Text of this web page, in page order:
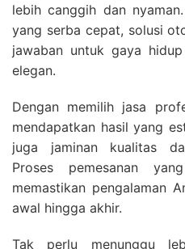
lebih canggih dan
yang serba cepat, solusi
jawaban untuk gaya
elegan.
Dengan memilih jasa
mendapatkan hasil yang
juga jaminan kualitas
Proses pemesanan
memastikan pengalaman
awal hingga akhir.
Tak perlu menunggu